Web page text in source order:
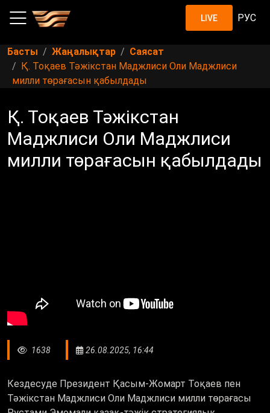
LIVE РУС
Басты Жаңалықтар
Саясат
Қ. Тоқаев Тәжікстан Маджлиси Оли Маджлиси
милли төрағасын қабылдады
Қ. Тоқаев Тәжікстан
Маджлиси Оли Маджлиси
милли төрағасын қабылдады
1638 26.08.2025, 16:44
Кездесуде Президент Қасым-Жомарт Тоқаев пен
Тәжікстан Маджлиси Оли Маджлиси милли төрағасы